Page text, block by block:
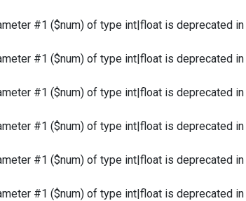
#1 ($num) of type int|float is deprecated in
#1 ($num) of type int|float is deprecated in
#1 ($num) of type int|float is deprecated in
#1 ($num) of type int|float is deprecated in
#1 ($num) of type int|float is deprecated in
#1 ($num) of type int|float is deprecated in